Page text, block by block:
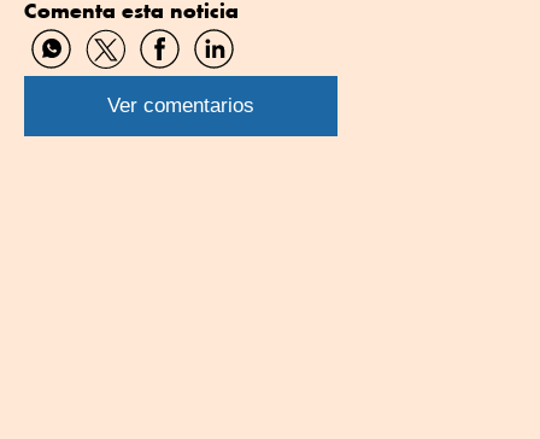
Comenta esta noticia
Compartir
por
WhatsApp
Compartir
por
Twitter
Compartir
por
Facebook
Compartir
por
Linkedin
Ver comentarios